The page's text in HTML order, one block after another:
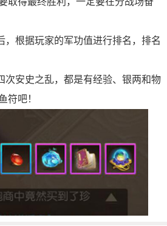
根据玩家的军功值进行排名，排名
安史之乱，都是有经验、银两和物
符吧！